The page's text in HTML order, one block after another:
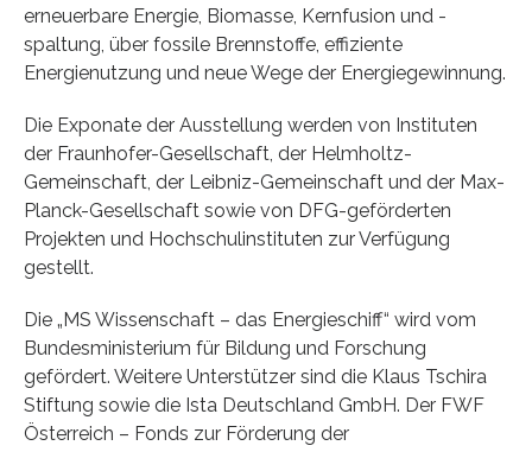
erneuerbare Energie, Biomasse, Kernfusion und -
spaltung, über fossile Brennstoffe, effiziente
Energienutzung und neue Wege der Energiegewinnung.
Die Exponate der Ausstellung werden von Instituten
der Fraunhofer-Gesellschaft, der Helmholtz-
Gemeinschaft, der Leibniz-Gemeinschaft und der Max-
Planck-Gesellschaft sowie von DFG-geförderten
Projekten und Hochschulinstituten zur Verfügung
gestellt.
Die „MS Wissenschaft – das Energieschiff“ wird vom
Bundesministerium für Bildung und Forschung
gefördert. Weitere Unterstützer sind die Klaus Tschira
Stiftung sowie die Ista Deutschland GmbH. Der FWF
Österreich – Fonds zur Förderung der